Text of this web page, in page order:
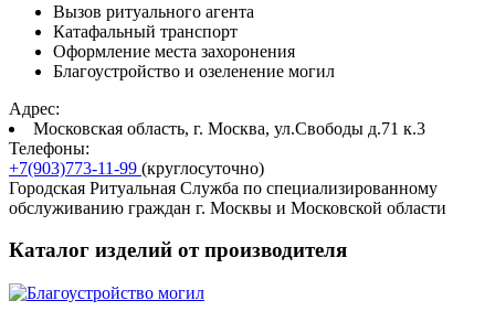
Вызов ритуального агента
Катафальный транспорт
Оформление места захоронения
Благоустройство и озеленение могил
Адрес:
Московская область, г. Москва, ул.Свободы д.71 к.3
Телефоны:
+7(903)773-11-99 (круглосуточно)
Городская Ритуальная Служба по специализированному
обслуживанию граждан г. Москвы и Московской области
Каталог изделий от производителя